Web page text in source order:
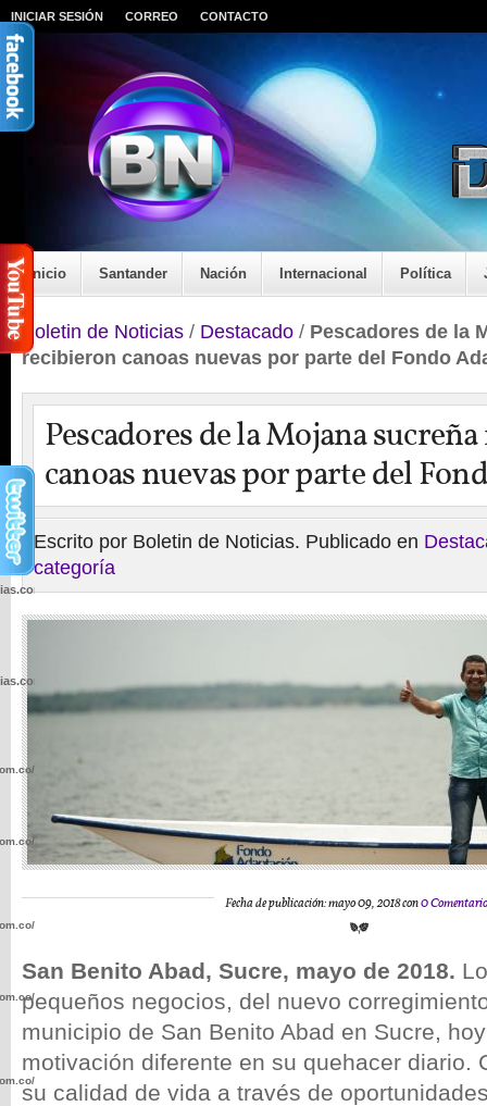
INICIAR SESIÓN CORREO CONTACTO
Inicio Santander Nación Internacional Política
Boletin de Noticias / Destacado / Pescadores de la
recibieron canoas nuevas por parte del Fondo
Pescadores de la Mojana
canoas nuevas por parte del
Escrito por Boletin de Noticias. Publicado en
categoría
Fecha de publicación: mayo 09, 2018 con0
San Benito Abad, Sucre, mayo de 2018.
pequeños negocios, del nuevo
municipio de San Benito Abad en Sucre,
motivación diferente en su quehacer diario.
su calidad de vida a través de
wp-
wp-
wp-
wp-
wp-
wp-
wp-